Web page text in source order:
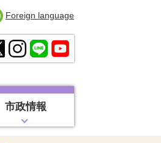
Foreign language
市政情報